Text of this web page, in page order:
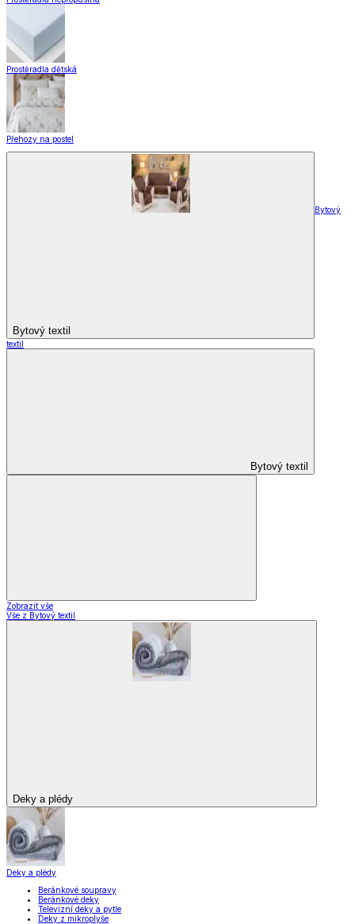
Prostěradla dětská
Přehozy na postel
Bytový textil
Bytový
textil
Bytový textil
Zobrazit vše
Vše z Bytový textil
Deky a plédy
Deky a plédy
Beránkové soupravy
Beránkové deky
Televizní deky a pytle
Deky z mikroplyše